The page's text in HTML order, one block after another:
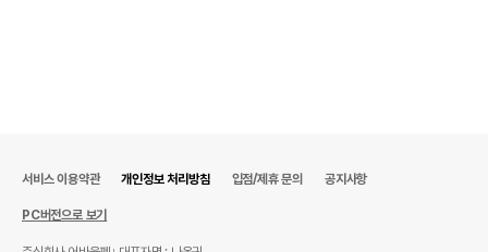
서비스 이용약관 개인정보 처리방침 입점/제휴 문의 공지사항
PC버전으로 보기